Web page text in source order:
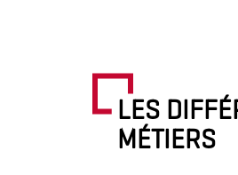
LES
MÉTIERS